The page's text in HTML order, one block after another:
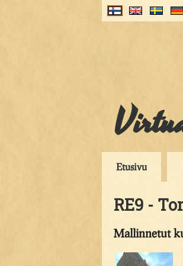
Etusivu
RE9 -
Mallinnetut